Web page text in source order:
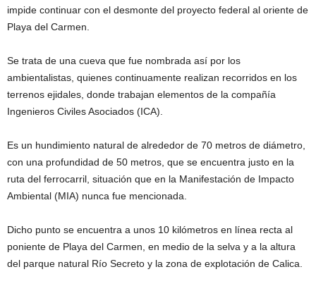
impide continuar con el desmonte del proyecto federal al oriente de
Playa del Carmen.
Se trata de una cueva que fue nombrada así por los
ambientalistas, quienes continuamente realizan recorridos en los
terrenos ejidales, donde trabajan elementos de la compañía
Ingenieros Civiles Asociados (ICA).
Es un hundimiento natural de alrededor de 70 metros de diámetro,
con una profundidad de 50 metros, que se encuentra justo en la
ruta del ferrocarril, situación que en la Manifestación de Impacto
Ambiental (MIA) nunca fue mencionada.
Dicho punto se encuentra a unos 10 kilómetros en línea recta al
poniente de Playa del Carmen, en medio de la selva y a la altura
del parque natural Río Secreto y la zona de explotación de Calica.